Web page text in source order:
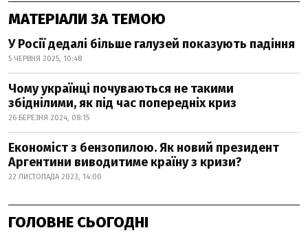
МАТЕРІАЛИ ЗА ТЕМОЮ
У Росії дедалі більше галузей показують падіння
5 ЧЕРВНЯ 2025, 10:48
Чому українці почуваються не такими
збіднілими, як під час попередніх криз
26 БЕРЕЗНЯ 2024, 08:15
Економіст з бензопилою. Як новий президент
Аргентини виводитиме країну з кризи?
22 ЛИСТОПАДА 2023, 14:00
ГОЛОВНЕ СЬОГОДНІ